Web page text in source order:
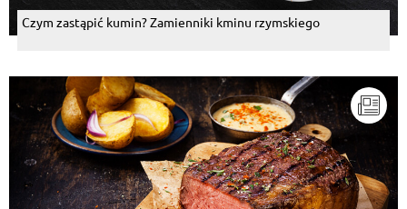
Czym zastąpić kumin? Zamienniki kminu rzymskiego